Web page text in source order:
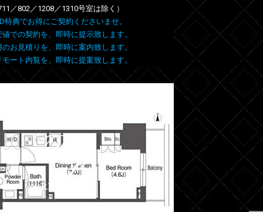
／802／1208／1310号室は除く）
特典でお得にご契約くださいませ。
での契約を、即時に提示致します。
お見積りを、即時に案内致します。
ート内覧を、即時に提案致します。